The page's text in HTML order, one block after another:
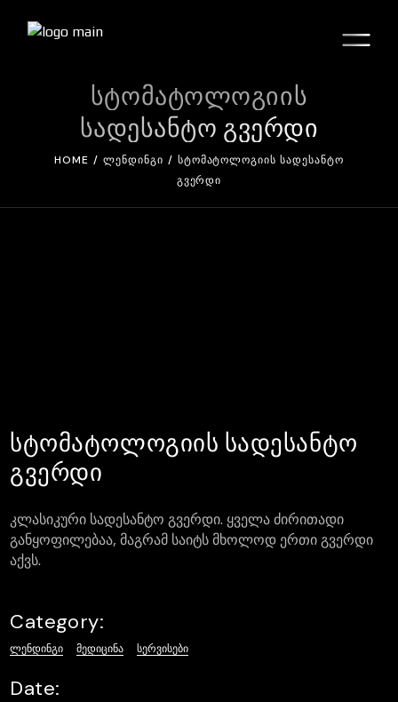
სტომატოლოგიის
სადესანტო გვერდი
HOME ᲚᲔᲜᲓᲘᲜᲒᲘ
ᲡᲢᲝᲛᲐᲢᲝᲚᲝᲒᲘᲘᲡ ᲡᲐᲓᲔᲡᲐᲜᲢᲝ
ᲒᲕᲔᲠᲓᲘ
სტომატოლოგიის სადესანტო
გვერდი
კლასიკური სადესანტო გვერდი. ყველა ძირითადი
განყოფილებაა, მაგრამ საიტს მხოლოდ ერთი გვერდი
აქვს.
Category:
ᲚᲔᲜᲓᲘᲜᲒᲘ ᲛᲔᲓᲘᲪᲘᲜᲐ ᲡᲔᲠᲕᲘᲡᲔᲑᲘ
Date: